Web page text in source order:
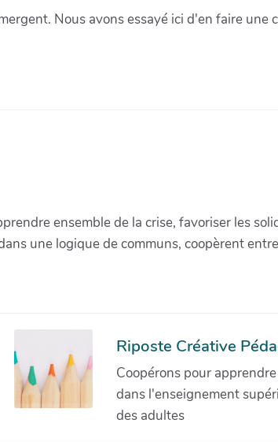
Nous avons essayé ici d'en faire une